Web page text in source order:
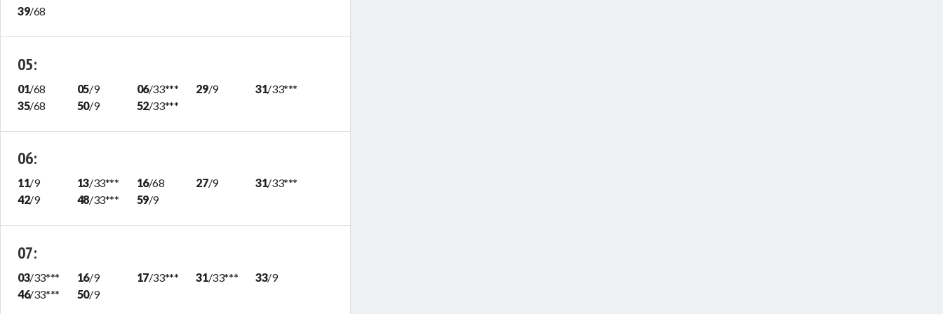
39/68
05:
01/68 05/9 06/33*** 29/9 31/33***
35/68 50/9 52/33***
06:
11/9 13/33*** 16/68 27/9 31/33***
42/9 48/33*** 59/9
07:
03/33*** 16/9 17/33*** 31/33*** 33/9
46/33*** 50/9